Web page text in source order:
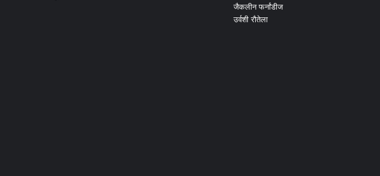
जैकलीन फर्नांडीज
उर्वशी रौतेला